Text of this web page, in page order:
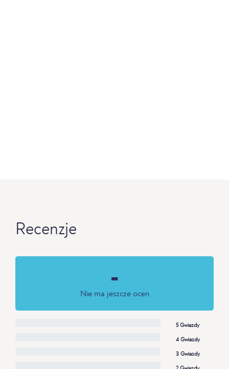
Recenzje
-
Nie ma jeszcze ocen
5 Gwiazdy
4 Gwiazdy
3 Gwiazdy